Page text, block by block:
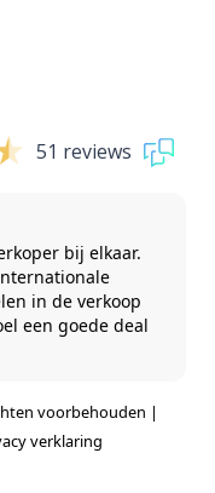
51 reviews
bij elkaar.
in de verkoop
een goede deal
voorbehouden |
verklaring